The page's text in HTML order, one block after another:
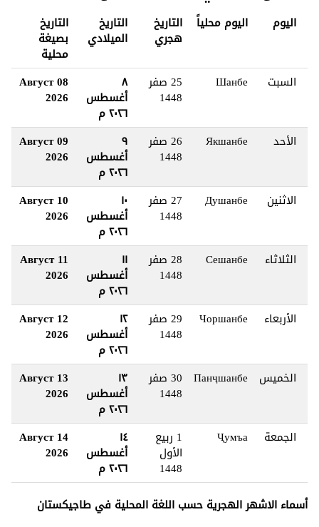
اليوم اليوم محلياً التاريخ
هجري
التاريخ
الميلادي
التاريخ
بصيغة
محلية
السبت
Шанбе 25 صفر
1448
٨
أغسطس
٢٠٢٦ م
08 Август
2026
الأحد Якшанбе 26 صفر
1448
٩
أغسطس
٢٠٢٦ م
09 Август
2026
الاثنين Душанбе 27 صفر
1448
١٠
أغسطس
٢٠٢٦ م
10 Август
2026
الثلاثاء Сешанбе 28 صفر
1448
١١
أغسطس
٢٠٢٦ م
11 Август
2026
الأربعاء Чоршанбе 29 صفر
1448
١٢
أغسطس
٢٠٢٦ م
12 Август
2026
الخميس Панҷшанбе 30 صفر
1448
١٣
أغسطس
٢٠٢٦ م
13 Август
2026
الجمعة Ҷумъа 1 ربيع
الأول
1448
١٤
أغسطس
٢٠٢٦ م
14 Август
2026
أسماء الاشهر الهجرية حسب اللغة المحلية في طاجيكستان